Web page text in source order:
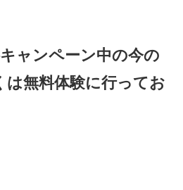
ャンペーン中の今の
は無料体験に行ってお